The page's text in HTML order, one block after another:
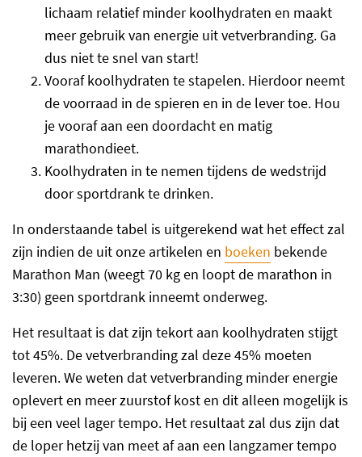
lichaam relatief minder koolhydraten en maakt
meer gebruik van energie uit vetverbranding. Ga
dus niet te snel van start!
Vooraf koolhydraten te stapelen. Hierdoor neemt
de voorraad in de spieren en in de lever toe. Hou
je vooraf aan een doordacht en matig
marathondieet.
Koolhydraten in te nemen tijdens de wedstrijd
door sportdrank te drinken.
In onderstaande tabel is uitgerekend wat het effect zal
zijn indien de uit onze artikelen en boeken bekende
Marathon Man (weegt 70 kg en loopt de marathon in
3:30) geen sportdrank inneemt onderweg.
Het resultaat is dat zijn tekort aan koolhydraten stijgt
tot 45%. De vetverbranding zal deze 45% moeten
leveren. We weten dat vetverbranding minder energie
oplevert en meer zuurstof kost en dit alleen mogelijk is
bij een veel lager tempo. Het resultaat zal dus zijn dat
de loper hetzij van meet af aan een langzamer tempo